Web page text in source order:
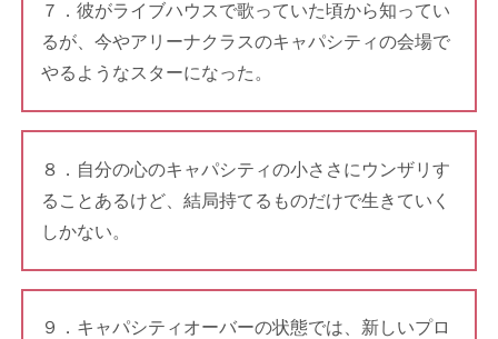
７．彼がライブハウスで歌っていた頃から知ってい
るが、今やアリーナクラスのキャパシティの会場で
やるようなスターになった。
８．自分の心のキャパシティの小ささにウンザリす
ることあるけど、結局持てるものだけで生きていく
しかない。
９．キャパシティオーバーの状態では、新しいプロ